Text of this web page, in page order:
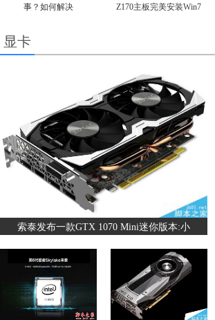
事？如何解决
Z170主板完美安装Win7
显卡
索泰发布一款GTX 1070 Mini迷你版本:小